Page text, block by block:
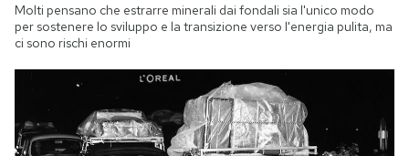
Molti pensano che estrarre minerali dai fondali sia l'unico modo
per sostenere lo sviluppo e la transizione verso l'energia pulita, ma
ci sono rischi enormi